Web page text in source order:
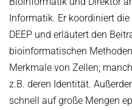
Informatik. Er koordiniert
DEEP und erläutert den
bioinformatischen
Merkmale von Zellen;
z.B. deren Identität.
schnell auf große Mengen